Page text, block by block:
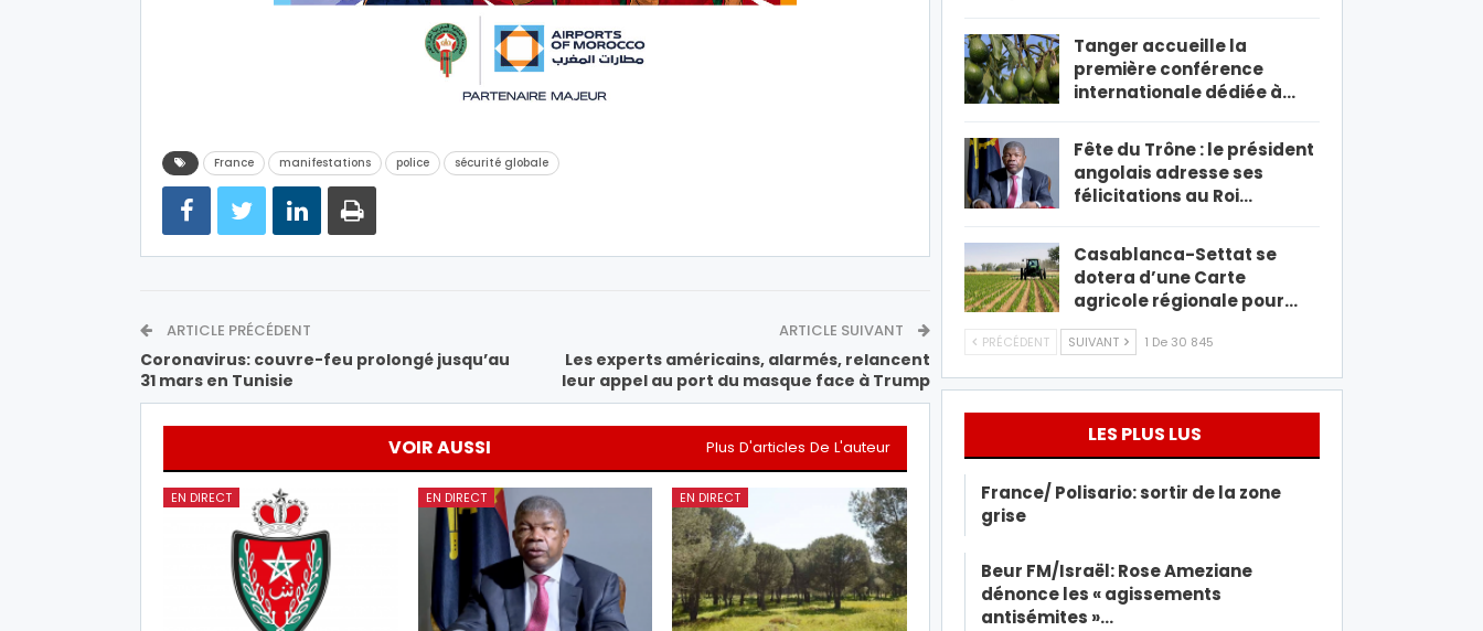
France manifestations police sécurité globale
ARTICLE PRÉCÉDENT
Coronavirus: couvre-feu prolongé jusqu’au
31 mars en Tunisie
ARTICLE SUIVANT
Les experts américains, alarmés, relancent
leur appel au port du masque face à Trump
VOIR AUSSI Plus D'articles De L'auteur
EN DIRECT EN DIRECT EN DIRECT
Tanger accueille la
première conférence
internationale dédiée à…
Fête du Trône : le président
angolais adresse ses
félicitations au Roi…
Casablanca-Settat se
dotera d’une Carte
agricole régionale pour…
PRÉCÉDENT SUIVANT 1 De 30 845
LES PLUS LUS
France/ Polisario: sortir de la zone
grise
Beur FM/Israël: Rose Ameziane
dénonce les « agissements
antisémites »…